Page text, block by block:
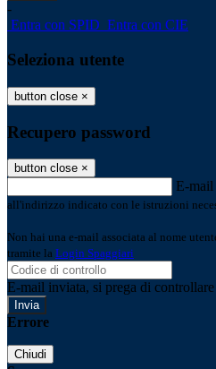
-
Entra con SPID Entra con CIE
Seleziona utente
button close ×
Recupero password
button close ×
E-mail
all'indirizzo indicato con le istruzioni
Non hai una e-mail associata al nome
tramite la Login Spaggiari
E-mail inviata, si prega di
Errore
Chiudi